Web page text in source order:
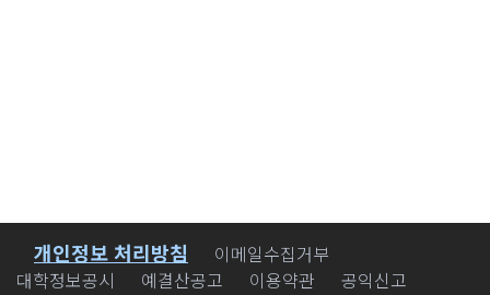
바로가기
개인정보 처리방침
이메일수집거부
대학정보공시
예결산공고 이용약관 공익신고